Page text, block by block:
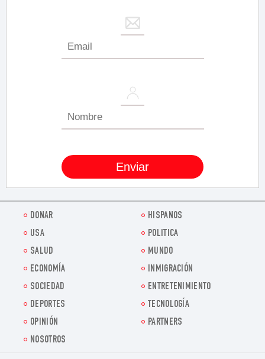
DONAR
HISPANOS
USA
POLITICA
SALUD
MUNDO
ECONOMÍA
INMIGRACIÓN
SOCIEDAD
ENTRETENIMIENTO
DEPORTES
TECNOLOGÍA
OPINIÓN
PARTNERS
NOSOTROS